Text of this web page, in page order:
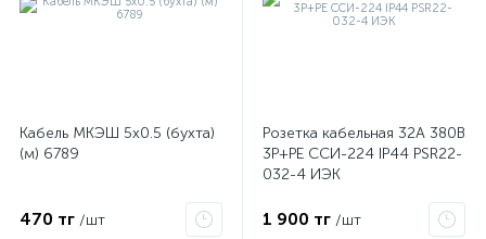
Кабель МКЭШ 5х0.5 (бухта)
(м) 6789
470 тг /шт
Розетка кабельная 32А 380В
3P+PЕ ССИ-224 IP44 PSR22-
032-4 ИЭК
1 900 тг /шт